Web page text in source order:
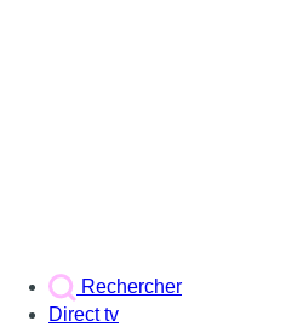
Rechercher
Direct tv